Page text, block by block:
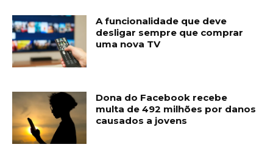
A funcionalidade que deve
desligar sempre que comprar
uma nova TV
Dona do Facebook recebe
multa de 492 milhões por danos
causados a jovens